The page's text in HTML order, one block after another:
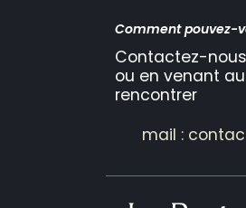
Comment pouvez-
Contactez-
ou en venant
rencontrer
mail :